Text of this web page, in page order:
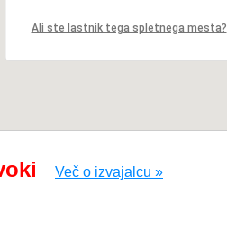
Ali ste lastnik tega spletnega mesta?
Več o izvajalcu »